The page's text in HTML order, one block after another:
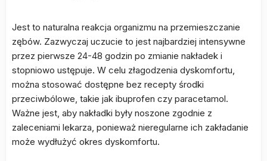
Jest to naturalna reakcja organizmu na przemieszczanie
zębów. Zazwyczaj uczucie to jest najbardziej intensywne
przez pierwsze 24-48 godzin po zmianie nakładek i
stopniowo ustępuje. W celu złagodzenia dyskomfortu,
można stosować dostępne bez recepty środki
przeciwbólowe, takie jak ibuprofen czy paracetamol.
Ważne jest, aby nakładki były noszone zgodnie z
zaleceniami lekarza, ponieważ nieregularne ich zakładanie
może wydłużyć okres dyskomfortu.